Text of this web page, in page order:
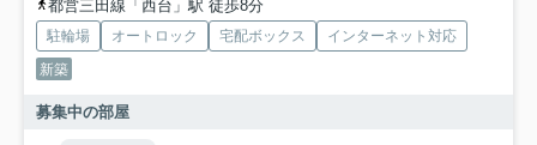
都営三田線「西台」駅 徒歩8分
駐輪場 オートロック 宅配ボックス
インターネット対応
新築
募集中の部屋